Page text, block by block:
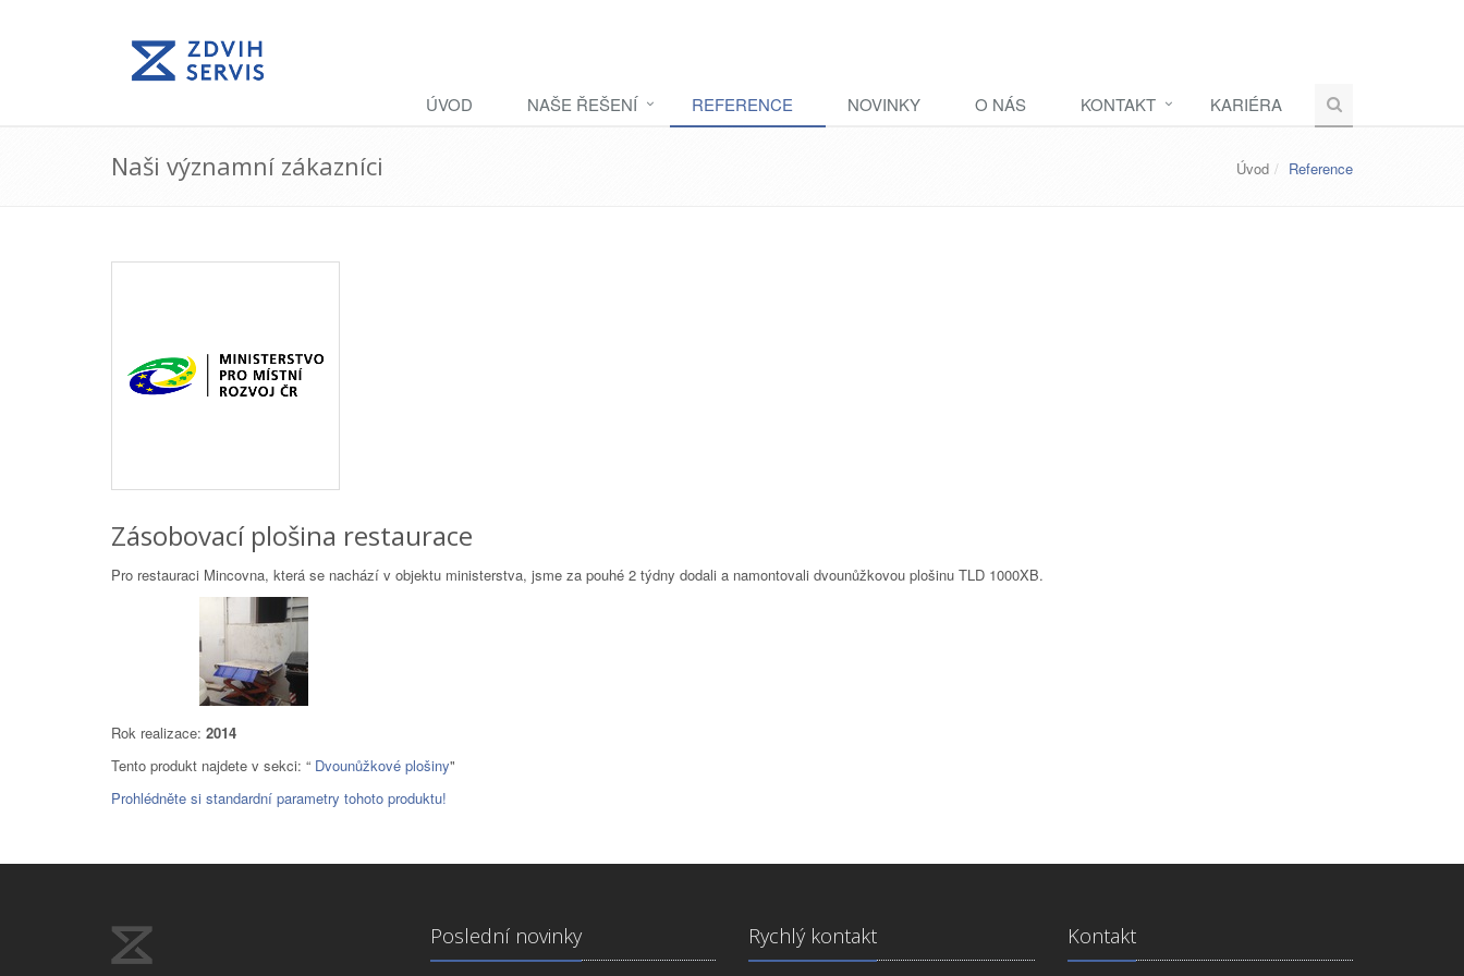
ÚVOD NAŠE ŘEŠENÍ REFERENCE NOVINKY O NÁS KONTAKT KARIÉRA
Naši významní zákazníci Úvod Reference
Zásobovací plošina restaurace
Pro restauraci Mincovna, která se nachází v objektu ministerstva, jsme za pouhé 2 týdny dodali a namontovali dvounůžkovou plošinu TLD 1000XB.
Rok realizace: 2014
Tento produkt najdete v sekci: “ Dvounůžkové plošiny"
Prohlédněte si standardní parametry tohoto produktu!
Poslední novinky Rychlý kontakt Kontakt